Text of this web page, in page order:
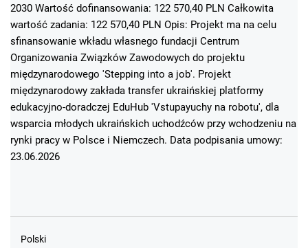
2030 Wartość dofinansowania: 122 570,40 PLN Całkowita
wartość zadania: 122 570,40 PLN Opis: Projekt ma na celu
sfinansowanie wkładu własnego fundacji Centrum
Organizowania Związków Zawodowych do projektu
międzynarodowego 'Stepping into a job'. Projekt
międzynarodowy zakłada transfer ukraińskiej platformy
edukacyjno-doradczej EduHub 'Vstupayuchy na robotu', dla
wsparcia młodych ukraińskich uchodźców przy wchodzeniu na
rynki pracy w Polsce i Niemczech. Data podpisania umowy:
23.06.2026
Polski